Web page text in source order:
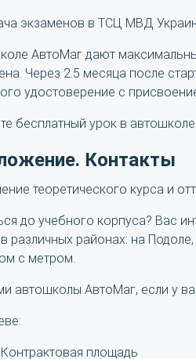
экзаменов в ТСЦ МВД
АвтоМаг дают
Через 2.5 месяца после
удостоверение с
бесплатный урок в
Контакты
теоретического курса и
до учебного корпуса? Вас
различных районах: на
с метром.
автошколы АвтоМаг, если у
площадь